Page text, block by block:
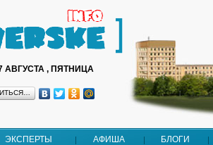
АВГУСТА , ПЯТНИЦА
ЭКСПЕРТЫ АФИША БЛОГИ